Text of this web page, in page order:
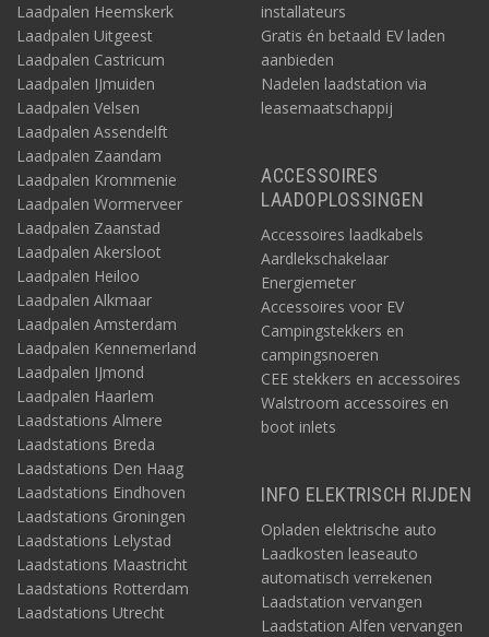
Laadpalen Heemskerk
Laadpalen Uitgeest
Laadpalen Castricum
Laadpalen IJmuiden
Laadpalen Velsen
Laadpalen Assendelft
Laadpalen Zaandam
Laadpalen Krommenie
Laadpalen Wormerveer
Laadpalen Zaanstad
Laadpalen Akersloot
Laadpalen Heiloo
Laadpalen Alkmaar
Laadpalen Amsterdam
Laadpalen Kennemerland
Laadpalen IJmond
Laadpalen Haarlem
Laadstations Almere
Laadstations Breda
Laadstations Den Haag
Laadstations Eindhoven
Laadstations Groningen
Laadstations Lelystad
Laadstations Maastricht
Laadstations Rotterdam
Laadstations Utrecht
installateurs
Gratis én betaald EV laden
aanbieden
Nadelen laadstation via
leasemaatschappij
ACCESSOIRES
LAADOPLOSSINGEN
Accessoires laadkabels
Aardlekschakelaar
Energiemeter
Accessoires voor EV
Campingstekkers en
campingsnoeren
CEE stekkers en accessoires
Walstroom accessoires en
boot inlets
INFO ELEKTRISCH RIJDEN
Opladen elektrische auto
Laadkosten leaseauto
automatisch verrekenen
Laadstation vervangen
Laadstation Alfen vervangen